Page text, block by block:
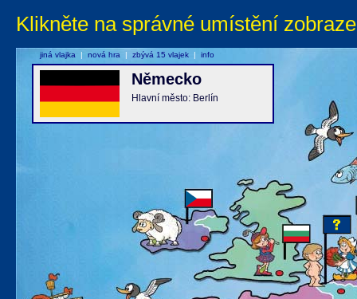
Klikněte na správné umístění
Německo
Hlavní město: Berlín
jiná vlajka | nová hra | zbývá 15 vlajek | info